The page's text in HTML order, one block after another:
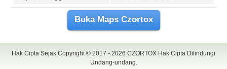
Buka Maps Czortox
Hak Cipta Sejak Copyright © 2017 - 2026 CZORTOX Hak Cipta Dilindungi
Undang-undang.